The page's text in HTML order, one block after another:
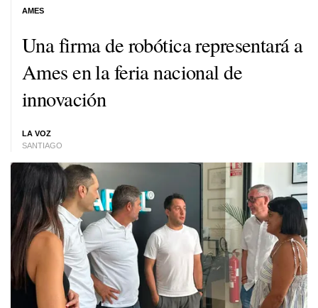
Una firma de robótica representará a
Ames en la feria nacional de
innovación
LA VOZ
SANTIAGO
AMES